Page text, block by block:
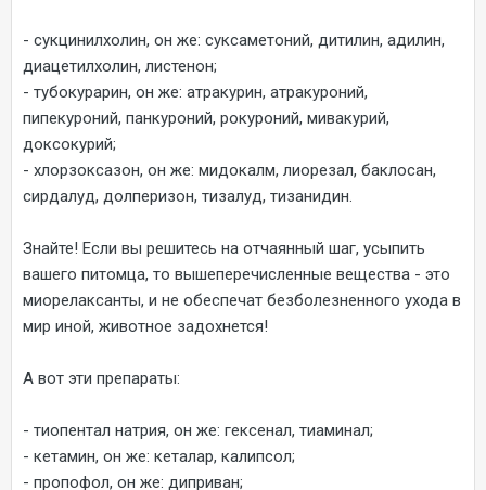
- сукцинилхолин, он же: суксаметоний, дитилин, адилин,
диацетилхолин, листенон;
- тубокурарин, он же: атракурин, атракуроний,
пипекуроний, панкуроний, рокуроний, мивакурий,
доксокурий;
- хлорзоксазон, он же: мидокалм, лиорезал, баклосан,
сирдалуд, долперизон, тизалуд, тизанидин.
Знайте! Если вы решитесь на отчаянный шаг, усыпить
вашего питомца, то вышеперечисленные вещества - это
миорелаксанты, и не обеспечат безболезненного ухода в
мир иной, животное задохнется!
А вот эти препараты:
- тиопентал натрия, он же: гексенал, тиаминал;
- кетамин, он же: кеталар, калипсол;
- пропофол, он же: диприван;